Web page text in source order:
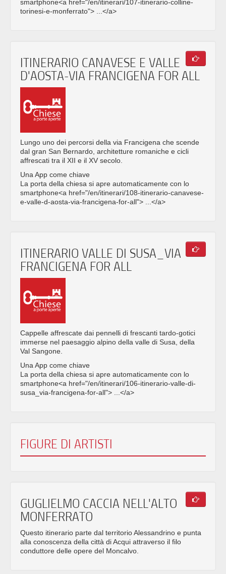
smartphone<a href="/en/itinerari/107-itinerario-colline-
torinesi-e-monferrato"> ...</a>
ITINERARIO CANAVESE E VALLE
D'AOSTA-VIA FRANCIGENA FOR ALL
Lungo uno dei percorsi della via Francigena che scende
dal gran San Bernardo, architetture romaniche e cicli
affrescati tra il XII e il XV secolo.
Una App come chiave
La porta della chiesa si apre automaticamente con lo
smartphone<a href="/en/itinerari/108-itinerario-canavese-
e-valle-d-aosta-via-francigena-for-all"> ...</a>
ITINERARIO VALLE DI SUSA_VIA
FRANCIGENA FOR ALL
Cappelle affrescate dai pennelli di frescanti tardo-gotici
immerse nel paesaggio alpino della valle di Susa, della
Val Sangone.
Una App come chiave
La porta della chiesa si apre automaticamente con lo
smartphone<a href="/en/itinerari/106-itinerario-valle-di-
susa_via-francigena-for-all"> ...</a>
FIGURE DI ARTISTI
GUGLIELMO CACCIA NELL'ALTO
MONFERRATO
Questo itinerario parte dal territorio Alessandrino e punta
alla conoscenza della città di Acqui attraverso il filo
conduttore delle opere del Moncalvo.